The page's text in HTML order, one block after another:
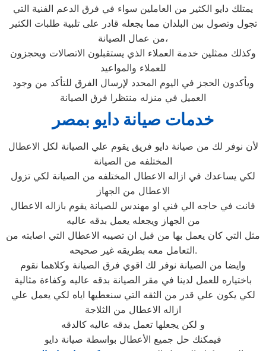
يمتلك دايو الكثير من العاملين سواء في فرق الدعم الفنية التي
تجول وتصول بين البلدان مما يجعله قادر على تلبية طلبات الكثير
من عمال الصيانة،
وكذلك ممثلين خدمة العملاء الذي يستقبلون الاتصالات ويحجزون
للعملاء والمواعيد
ويأكدون الحجز في اليوم المحدد لإرسال الفرق للتأكد من وجود
العميل في منزله منتظرا فرق الصيانة
خدمات صيانة دايو بمصر
لأن نوفر لك من صيانة دايو فريق يقوم علي الصيانة لكل الاعطال
المختلفه من الصيانة
لكي يساعدك في ازاله الاعطال المختلفه من الصيانة لكي تزول
الاعطال من الجهاز
فانت في حاجه الي فني او مهندس للصيانة يقوم بازاله الاعطال
من الجهاز ويجعله يعمل بدقه عاليه
مثل التي كان يعمل بها من قبل ان تصيبه الاعطال التي اصابته من
التعامل معه بطريقه غير صحيحه.
وايضا من الصيانة نوفر لك اقوي فرق الصيانة وكلاهما نقوم
باختياره للعمل لدينا في مقر الصيانة بدقه عاليه وكفاءة مثالية
لكي يكون علي قدر من الثقه التي سنعطيها اياه لكي يعمل علي
ازاله الاعطال من الثلاجة
و لكن يجعلها تعمل بدقه عاليه كالدقه
فيمكنك حل جميع الأعطال بواسطة صيانة دايو